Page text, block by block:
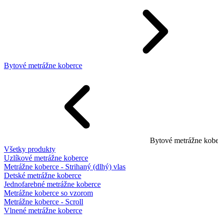
Bytové metrážne koberce
Bytové metrážne
Všetky produkty
Uzlíkové metrážne koberce
Metrážne koberce - Strihaný (dlhý) vlas
Detské metrážne koberce
Jednofarebné metrážne koberce
Metrážne koberce so vzorom
Metrážne koberce - Scroll
Vlnené metrážne koberce